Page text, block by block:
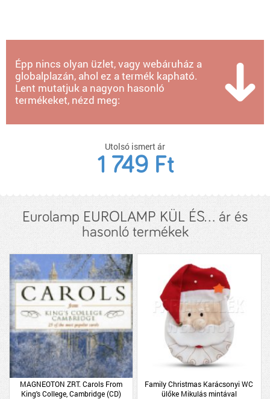
Épp nincs olyan üzlet, vagy webáruház a
globalplazán, ahol ez a termék kapható.
Lent mutatjuk a nagyon hasonló
termékeket, nézd meg:
Utolsó ismert ár
1 749 Ft
Eurolamp EUROLAMP KÜL ÉS... ár és
hasonló termékek
MAGNEOTON ZRT. Carols From
King's College, Cambridge (CD)
Family Christmas Karácsonyi WC
ülőke Mikulás mintával